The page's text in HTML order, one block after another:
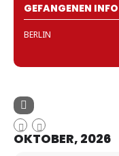
GEFANGENEN
BERLIN
OKTOBER, 2026